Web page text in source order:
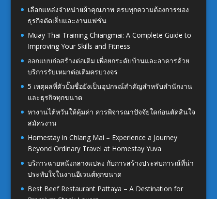
เลือกแหล่งจำหน่ายผ้าคุณภาพ ครบทุกความต้องการของ
ธุรกิจตัดเย็บและงานแฟชั่น
Muay Thai Training Chiangmai: A Complete Guide to
Improving Your Skills and Fitness
ออกแบบก่อสร้างต่อเติม เพื่อยกระดับบ้านและอาคารด้วย
บริการรับเหมาต่อเติมครบวงจร
5 เหตุผลที่ตัวปั๊มชื่อยังเป็นอุปกรณ์สำคัญสำหรับสำนักงาน
และธุรกิจทุกขนาด
หางานไต้หวันให้คุ้มค่า ควรพิจารณาปัจจัยใดก่อนตัดสินใจ
สมัครงาน
Homestay in Chiang Mai – Experience a Journey
Beyond Ordinary Travel at Homestay Yuva
บริการฉายหนังกลางแปลง กับการสร้างประสบการณ์ที่น่า
ประทับใจในงานอีเวนต์ทุกขนาด
Best Beef Restaurant Pattaya – A Destination for